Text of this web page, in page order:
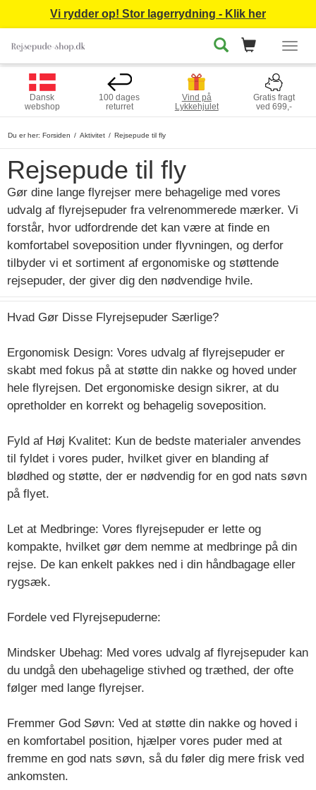
Vi rydder op! Stor lagerrydning - Klik her
Dansk
webshop
100 dages
returret
Vind på
Lykkehjulet
Gratis fragt
ved 699,-
Du er her: Forsiden Aktivitet Rejsepude til fly
Rejsepude til fly
Gør dine lange flyrejser mere behagelige med vores
udvalg af flyrejsepuder fra velrenommerede mærker. Vi
forstår, hvor udfordrende det kan være at finde en
komfortabel soveposition under flyvningen, og derfor
tilbyder vi et sortiment af ergonomiske og støttende
rejsepuder, der giver dig den nødvendige hvile.
Hvad Gør Disse Flyrejsepuder Særlige?
Ergonomisk Design: Vores udvalg af flyrejsepuder er
skabt med fokus på at støtte din nakke og hoved under
hele flyrejsen. Det ergonomiske design sikrer, at du
opretholder en korrekt og behagelig soveposition.
Fyld af Høj Kvalitet: Kun de bedste materialer anvendes
til fyldet i vores puder, hvilket giver en blanding af
blødhed og støtte, der er nødvendig for en god nats søvn
på flyet.
Let at Medbringe: Vores flyrejsepuder er lette og
kompakte, hvilket gør dem nemme at medbringe på din
rejse. De kan enkelt pakkes ned i din håndbagage eller
rygsæk.
Fordele ved Flyrejsepuderne:
Mindsker Ubehag: Med vores udvalg af flyrejsepuder kan
du undgå den ubehagelige stivhed og træthed, der ofte
følger med lange flyrejser.
Fremmer God Søvn: Ved at støtte din nakke og hoved i
en komfortabel position, hjælper vores puder med at
fremme en god nats søvn, så du føler dig mere frisk ved
ankomsten.